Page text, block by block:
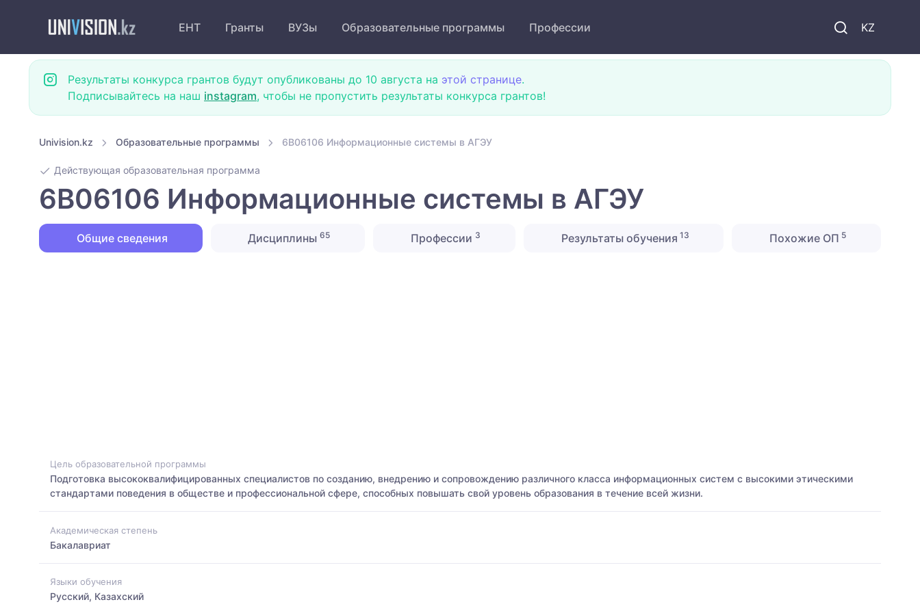
KZ
ЕНТ Гранты ВУЗы Образовательные программы Профессии
Результаты конкурса грантов будут опубликованы до 10 августа на этой странице.
Подписывайтесь на наш instagram, чтобы не пропустить результаты конкурса грантов!
Univision.kz Образовательные программы 6B06106 Информационные системы в АГЭУ
Действующая образовательная программа
6B06106 Информационные системы в АГЭУ
Общие сведения Дисциплины65 Профессии 3 Результаты обучения 13 Похожие ОП 5
Цель образовательной программы
Подготовка высококвалифицированных специалистов по созданию, внедрению и сопровождению различного класса информационных систем с высокими этическими
стандартами поведения в обществе и профессиональной сфере, способных повышать свой уровень образования в течение всей жизни.
Академическая степень
Бакалавриат
Языки обучения
Русский, Казахский